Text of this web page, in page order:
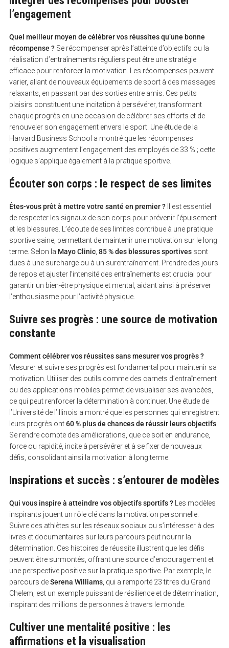
l’engagement
Quel meilleur moyen de célébrer vos réussites qu’une bonne
récompense ?Se récompenser après l’atteinte d’objectifs ou la
réalisation d’entraînements réguliers peut être une stratégie
efficace pour renforcer la motivation. Les récompenses peuvent
varier, allant de nouveaux équipements de sport à des massages
relaxants, en passant par des sorties entre amis. Ces petits
plaisirs constituent une incitation à persévérer, transformant
chaque progrès en une occasion de célébrer ses efforts et de
renouveler son engagement envers le sport. Une étude de la
Harvard Business School a montré que les récompenses
positives augmentent l’engagement des employés de 33 % ; cette
logique s’applique également à la pratique sportive.
Écouter son corps : le respect de ses limites
Êtes-vous prêt à mettre votre santé en premier ?Il est essentiel
de respecter les signaux de son corps pour prévenir l’épuisement
et les blessures. L’écoute de ses limites contribue à une pratique
sportive saine, permettant de maintenir une motivation sur le long
terme. Selon la Mayo Clinic, 85 % des blessures sportivessont
dues à une surcharge ou à un surentraînement. Prendre des jours
de repos et ajuster l’intensité des entraînements est crucial pour
garantir un bien-être physique et mental, aidant ainsi à préserver
l’enthousiasme pour l’activité physique.
Suivre ses progrès : une source de motivation
constante
Comment célébrer vos réussites sans mesurer vos progrès ?
Mesurer et suivre ses progrès est fondamental pour maintenir sa
motivation. Utiliser des outils comme des carnets d’entraînement
ou des applications mobiles permet de visualiser ses avancées,
ce qui peut renforcer la détermination à continuer. Une étude de
l’Université de l’Illinois a montré que les personnes qui enregistrent
leurs progrès ont60 % plus de chances de réussir leurs objectifs.
Se rendre compte des améliorations, que ce soit en endurance,
force ou rapidité, incite à persévérer et à se fixer de nouveaux
défis, consolidant ainsi la motivation à long terme.
Inspirations et succès : s’entourer de modèles
Qui vous inspire à atteindre vos objectifs sportifs ?Les modèles
inspirants jouent un rôle clé dans la motivation personnelle.
Suivre des athlètes sur les réseaux sociaux ou s’intéresser à des
livres et documentaires sur leurs parcours peut nourrir la
détermination. Ces histoires de réussite illustrent que les défis
peuvent être surmontés, offrant une source d’encouragement et
une perspective positive sur la pratique sportive. Par exemple, le
parcours deSerena Williams, qui a remporté 23 titres du Grand
Chelem, est un exemple puissant de résilience et de détermination,
inspirant des millions de personnes à travers le monde.
Cultiver une mentalité positive : les
affirmations et la visualisation